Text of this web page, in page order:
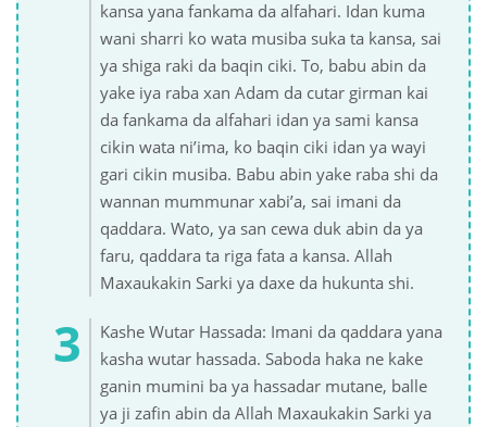
kansa yana fankama da alfahari. Idan kuma
wani sharri ko wata musiba suka ta kansa, sai
ya shiga raki da baqin ciki. To, babu abin da
yake iya raba xan Adam da cutar girman kai
da fankama da alfahari idan ya sami kansa
cikin wata ni’ima, ko baqin ciki idan ya wayi
gari cikin musiba. Babu abin yake raba shi da
wannan mummunar xabi’a, sai imani da
qaddara. Wato, ya san cewa duk abin da ya
faru, qaddara ta riga fata a kansa. Allah
Maxaukakin Sarki ya daxe da hukunta shi.
Kashe Wutar Hassada: Imani da qaddara yana
kasha wutar hassada. Saboda haka ne kake
ganin mumini ba ya hassadar mutane, balle
ya ji zafin abin da Allah Maxaukakin Sarki ya